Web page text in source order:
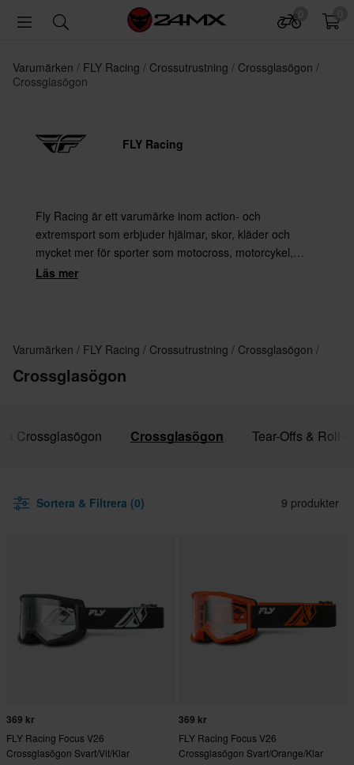
Varumärken FLY Racing Crossutrustning
Crossglasögon
Crossglasögon
FLY Racing
Fly Racing är ett varumärke inom action- och
extremsport som erbjuder hjälmar, skor, kläder och
mycket mer för sporter som motocross, motorcykel,
snöskoter, BMX och vattensport. Fly Racing är synonymt
Läs mer
Varumärken FLY Racing Crossutrustning Crossglasögon
Crossglasögon
Crossglasögon Crossglasögon Tear-Offs & Roll-
Sortera & Filtrera (0) 9 produkter
369 kr
FLY Racing Focus V26
Crossglasögon Svart/Vit/Klar
369 kr
FLY Racing Focus V26
Crossglasögon Svart/Orange/Klar